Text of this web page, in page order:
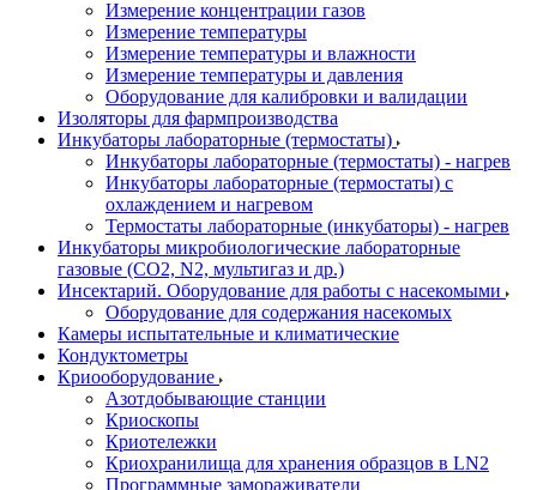
Измерение концентрации газов
Измерение температуры
Измерение температуры и влажности
Измерение температуры и давления
Оборудование для калибровки и валидации
Изоляторы для фармпроизводства
Инкубаторы лабораторные (термостаты)
Инкубаторы лабораторные (термостаты) - нагрев
Инкубаторы лабораторные (термостаты) с
охлаждением и нагревом
Термостаты лабораторные (инкубаторы) - нагрев
Инкубаторы микробиологические лабораторные
газовые (CO2, N2, мультигаз и др.)
Инсектарий. Оборудование для работы с насекомыми
Оборудование для содержания насекомых
Камеры испытательные и климатические
Кондуктометры
Криооборудование
Азотдобывающие станции
Криоскопы
Криотележки
Криохранилища для хранения образцов в LN2
Программные замораживатели